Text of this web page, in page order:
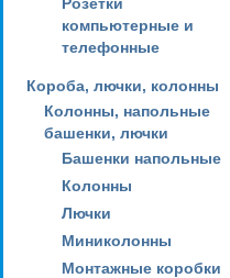
компьютерные и
телефонные
Короба, лючки, колонны
Колонны, напольные
башенки, лючки
Башенки напольные
Колонны
Лючки
Миниколонны
Монтажные коробки